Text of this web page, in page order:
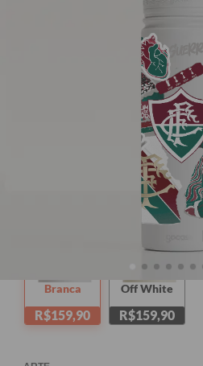
R$239,90
Garrafa Térmica Fresh a partir de
conservação térmica e estampas
Fresh 950ml
Branca
R$159,90
Off White
R$159,90